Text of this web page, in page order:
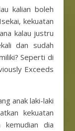
kekuatan
kalau justru
dan sudah
Seperti di
Exceeds
anak laki-laki
kekuatan
kemudian dia